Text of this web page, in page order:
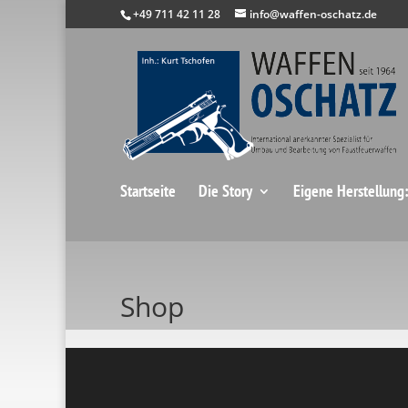
+49 711 42 11 28 info@waffen-oschatz.de
Startseite Die Story Eigene
Shop